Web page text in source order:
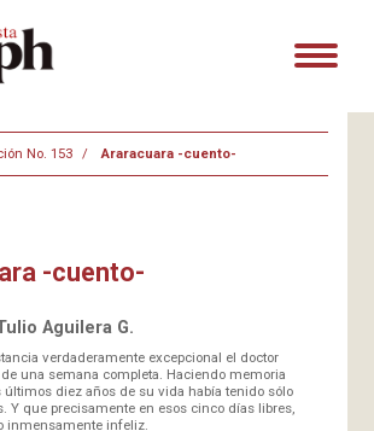
No. 153 Araracuara -cuento-
-cuento-
Aguilera G.
verdaderamente excepcional el doctor
una semana completa. Haciendo memoria
últimos diez años de su vida había tenido sólo
Y que precisamente en esos cinco días libres,
inmensamente infeliz.